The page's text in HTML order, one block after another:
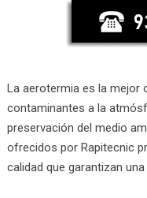
La aerotermia es la mejor
contaminantes a la
preservación del medio
ofrecidos por Rapitecnic
calidad que garantizan